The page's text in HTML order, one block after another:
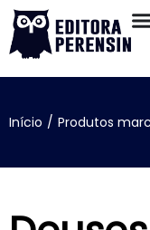
Início / Produtos